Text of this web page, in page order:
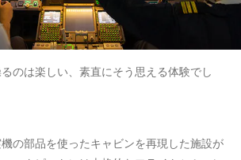
のは楽しい、素直にそう思える体験でし
の部品を使ったキャビンを再現した施設が